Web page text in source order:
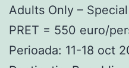
Adults Only –
PRET = 550 euro/
Perioada: 11-18 oct